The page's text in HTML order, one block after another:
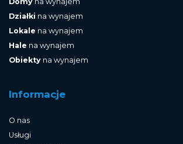
Działki na wynajem
Lokale na wynajem
Hale na wynajem
Obiekty na wynajem
Informacje
O nas
Usługi